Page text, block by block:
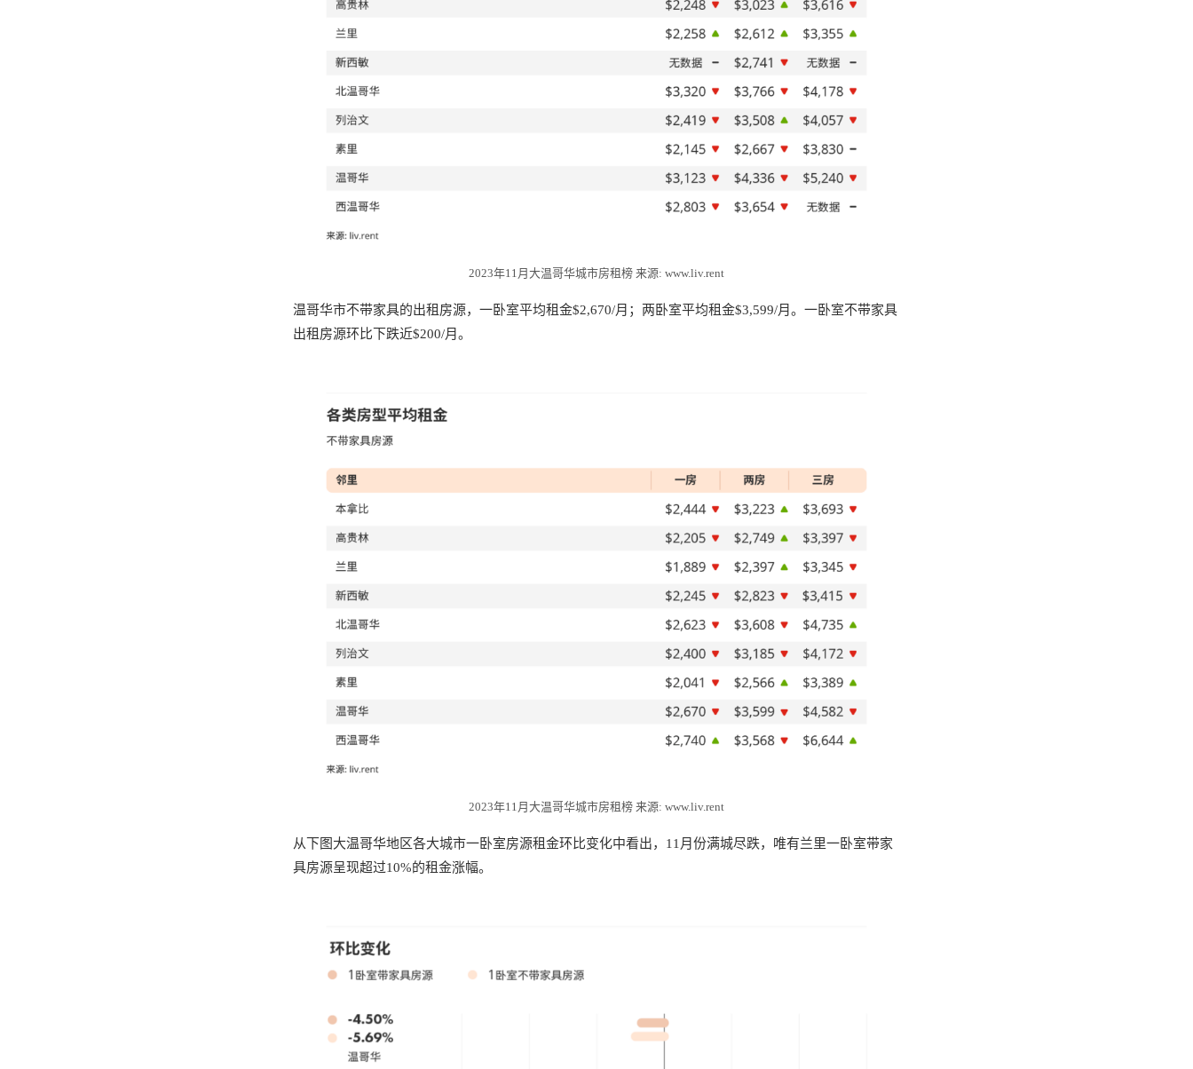
2023年11月大温哥华城市房租榜 来源: www.liv.rent
温哥华市不带家具的出租房源，一卧室平均租金$2,670/月；两卧室平均租金$3,599/月。一卧室不带家具
出租房源环比下跌近$200/月。
2023年11月大温哥华城市房租榜 来源: www.liv.rent
从下图大温哥华地区各大城市一卧室房源租金环比变化中看出，11月份满城尽跌，唯有兰里一卧室带家
具房源呈现超过10%的租金涨幅。